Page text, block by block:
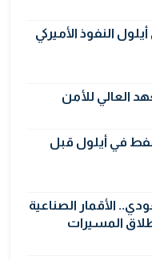
النفوذ الأميركي
في أيلول قبل
الأقمار الصناعية
المسيرات